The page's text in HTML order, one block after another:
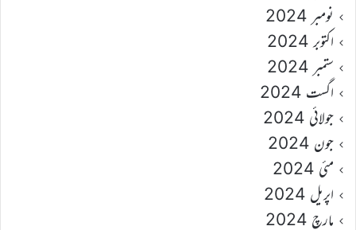
نومبر 2024
اکتوبر 2024
ستمبر 2024
اگست 2024
جولائی 2024
جون 2024
مئی 2024
اپریل 2024
مارچ 2024